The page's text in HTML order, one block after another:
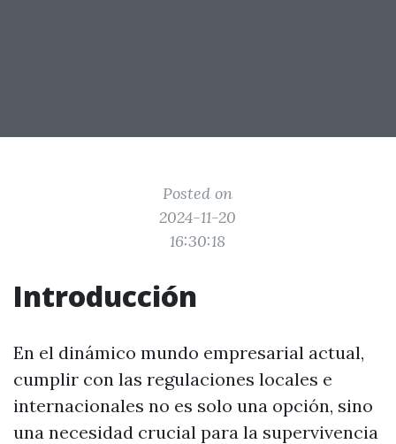
Posted on
2024-11-20
16:30:18
Introducción
En el dinámico mundo empresarial actual,
cumplir con las regulaciones locales e
internacionales no es solo una opción, sino
una necesidad crucial para la supervivencia